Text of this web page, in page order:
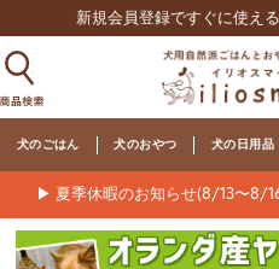
新規会員登録ですぐに使え
犬のごはん 犬のおやつ 犬の日用品
▶ 夏季休暇のお知らせ(8/13〜8/